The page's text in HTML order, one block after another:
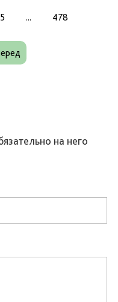
5 ... 478
на него